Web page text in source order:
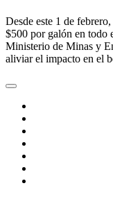
Desde este 1 de
$500 por galón en todo
Ministerio de Minas y
aliviar el impacto en el